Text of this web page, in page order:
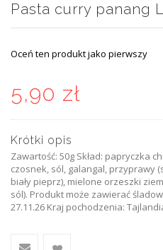
Pasta curry panang
Oceń ten produkt jako pierwszy
5,90 zł
Krótki opis
Zawartość: 50g Skład: papryczka
czosnek, sól, galangal, przyprawy
biały pieprz), mielone orzeszki
sól). Produkt może zawierać
27.11.26 Kraj pochodzenia: